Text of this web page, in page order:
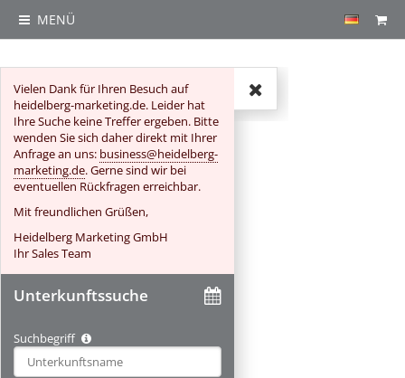
MENÜ
Suche
Vielen Dank für Ihren Besuch auf
heidelberg-marketing.de. Leider hat
Ihre Suche keine Treffer ergeben. Bitte
wenden Sie sich daher direkt mit Ihrer
Anfrage an uns: business@heidelberg-
marketing.de. Gerne sind wir bei
eventuellen Rückfragen erreichbar.
Mit freundlichen Grüßen,
Heidelberg Marketing GmbH
Ihr Sales Team
Unterkunftssuche
Suchbegriff